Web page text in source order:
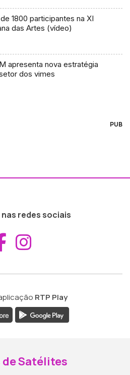
1800 participantes na XI
das Artes (vídeo)
apresenta nova estratégia
dos vimes
PUB
redes sociais
Aceder ao
RTP Play
de Satélites